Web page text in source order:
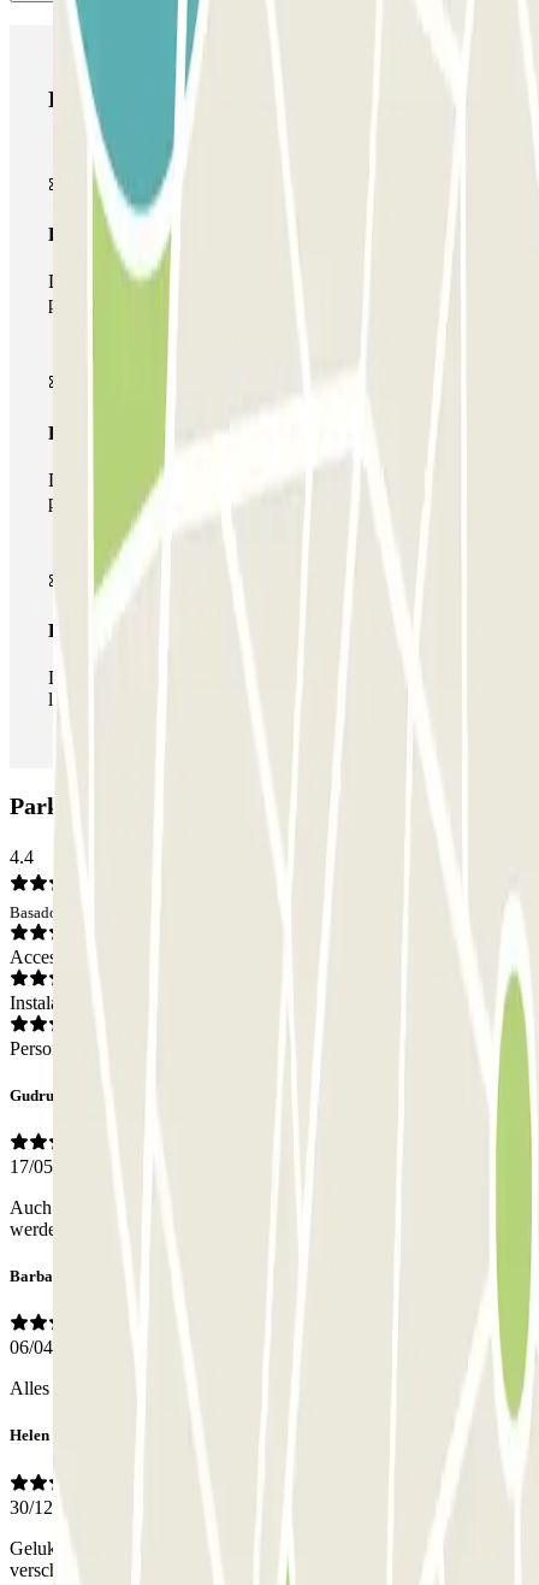
Productos de Parclick
Pase básico
Durante tu estancia podrás entrar y salir una única vez al
parking
Pase multiparking
Durante tu estancia podrás hacer uso de toda la red de
parkings de este operador disponibles en Parclick.
Pase ilimitado
Durante tu estancia podrás entrar y salir del parking todas
las veces que quieras.
Parking ParkBee Maasboulevard: Opiniones
4.4
Basado en 3 opiniones
Acceso
Instalaciones
Personal
Gudrun
17/05/2026
Auch mitten in der Nacht konnte telefonisch jemand erreicht
werden, der einem weitergeholfen hat.
Barbara
06/04/2025
Alles top
Helen
30/12/2023
Gelukkig goed geholpen om er uit te komen. Dit was nl
verschrikkelijk ! Maar na tel contact toppie